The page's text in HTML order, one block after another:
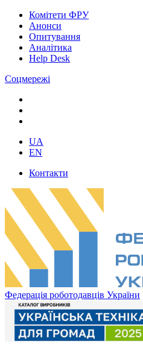
Комітети ФРУ
Анонси
Опитування
Аналітика
Help Desk
Соцмережі
UA
EN
Контакти
Федерація роботодавців України